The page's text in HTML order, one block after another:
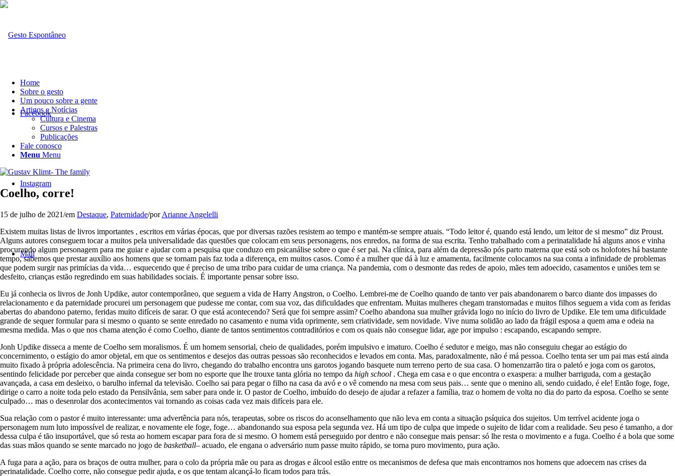
Facebook
Instagram
Mail
Home
Sobre o gesto
Um pouco sobre a gente
Artigos e Notícias
Cultura e Cinema
Cursos e Palestras
Publicações
Fale conosco
Menu Menu
Coelho, corre!
15 de julho de 2021/em Destaque, Paternidade/porArianne Angelelli
Existem muitas listas de livros importantes , escritos em várias épocas, que por diversas razões resistem ao tempo e mantém-se sempre atuais. “Todo leitor é, quando está lendo, um leitor de si mesmo” diz Proust.
Alguns autores conseguem tocar a muitos pela universalidade das questões que colocam em seus personagens, nos enredos, na forma de sua escrita. Tenho trabalhado com a perinatalidade há alguns anos e vinha
procurando algum personagem para me guiar e ajudar com a pesquisa que conduzo em psicanálise sobre o que é ser pai. Na clínica, para além da depressão pós parto materna que está sob os holofotes há bastante
tempo, sabemos que prestar auxílio aos homens que se tornam pais faz toda a diferença, em muitos casos. Como é a mulher que dá à luz e amamenta, facilmente colocamos na sua conta a infinidade de problemas
que podem surgir nas primícias da vida… esquecendo que é preciso de uma tribo para cuidar de uma criança. Na pandemia, com o desmonte das redes de apoio, mães tem adoecido, casamentos e uniões tem se
desfeito, crianças estão regredindo em suas habilidades sociais. É importante pensar sobre isso.
Eu já conhecia os livros de Jonh Updike, autor contemporâneo, que seguem a vida de Harry Angstron, o Coelho. Lembrei-me de Coelho quando de tanto ver pais abandonarem o barco diante dos impasses do
relacionamento e da paternidade procurei um personagem que pudesse me contar, com sua voz, das dificuldades que enfrentam. Muitas mulheres chegam transtornadas e muitos filhos seguem a vida com as feridas
abertas do abandono paterno, feridas muito difíceis de sarar. O que está acontecendo? Será que foi sempre assim? Coelho abandona sua mulher grávida logo no início do livro de Updike. Ele tem uma dificuldade
grande de sequer formular para si mesmo o quanto se sente enredado no casamento e numa vida oprimente, sem criatividade, sem novidade. Vive numa solidão ao lado da frágil esposa a quem ama e odeia na
mesma medida. Mas o que nos chama atenção é como Coelho, diante de tantos sentimentos contraditórios e com os quais não consegue lidar, age por impulso : escapando, escapando sempre.
Jonh Updike disseca a mente de Coelho sem moralismos. É um homem sensorial, cheio de qualidades, porém impulsivo e imaturo. Coelho é sedutor e meigo, mas não conseguiu chegar ao estágio do
concernimento, o estágio do amor objetal, em que os sentimentos e desejos das outras pessoas são reconhecidos e levados em conta. Mas, paradoxalmente, não é má pessoa. Coelho tenta ser um pai mas está ainda
muito fixado à própria adolescência. Na primeira cena do livro, chegando do trabalho encontra uns garotos jogando basquete num terreno perto de sua casa. O homenzarrão tira o paletó e joga com os garotos,
sentindo felicidade por perceber que ainda consegue ser bom no esporte que lhe trouxe tanta glória no tempo da high school . Chega em casa e o que encontra o exaspera: a mulher barriguda, com a gestação
avançada, a casa em desleixo, o barulho infernal da televisão. Coelho sai para pegar o filho na casa da avó e o vê comendo na mesa com seus pais… sente que o menino ali, sendo cuidado, é ele! Então foge, foge,
dirige o carro a noite toda pelo estado da Pensilvânia, sem saber para onde ir. O pastor de Coelho, imbuído do desejo de ajudar a refazer a família, traz o homem de volta no dia do parto da esposa. Coelho se sente
culpado… mas o desenrolar dos acontecimentos vai tornando as coisas cada vez mais difíceis para ele.
Sua relação com o pastor é muito interessante: uma advertência para nós, terapeutas, sobre os riscos do aconselhamento que não leva em conta a situação psíquica dos sujeitos. Um terrível acidente joga o
personagem num luto impossível de realizar, e novamente ele foge, foge… abandonando sua esposa pela segunda vez. Há um tipo de culpa que impede o sujeito de lidar com a realidade. Seu peso é tamanho, a dor
dessa culpa é tão insuportável, que só resta ao homem escapar para fora de si mesmo. O homem está perseguido por dentro e não consegue mais pensar: só lhe resta o movimento e a fuga. Coelho é a bola que some
das suas mãos quando se sente marcado no jogo de basketball– acuado, ele engana o adversário num passe muito rápido, se torna puro movimento, pura ação.
A fuga para a ação, para os braços de outra mulher, para o colo da própria mãe ou para as drogas e álcool estão entre os mecanismos de defesa que mais encontramos nos homens que adoecem nas crises da
perinatalidade. Coelho corre, não consegue pedir ajuda, e os que tentam alcançá-lo ficam todos para trás.